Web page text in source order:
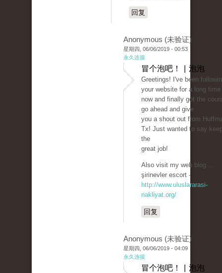
回复
Anonymous (未验证)
星期四, 06/06/2019 - 00:53
永久连接
冒个泡吧！ | 泡泡
Greetings! I've been
your website for a long time
now and finally got the
go ahead and give
you a shout out from
Tx! Just wanted to say
the
great job!
Also visit my web blog ...
şirinevler escort -
http://www.uluslararasi-
nakliyat.org/
回复
Anonymous (未验证)
星期四, 06/06/2019 - 04:09
永久连接
冒个泡吧！ | 泡泡